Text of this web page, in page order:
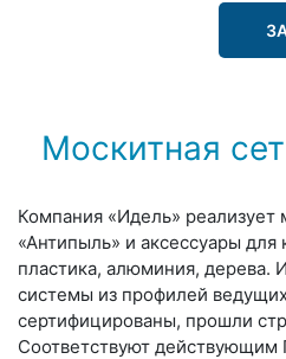
Москитная
Компания «Идель» реализует
«Антипыль» и аксессуары
пластика, алюминия, дерева.
системы из профилей
сертифицированы, прошли
Соответствуют